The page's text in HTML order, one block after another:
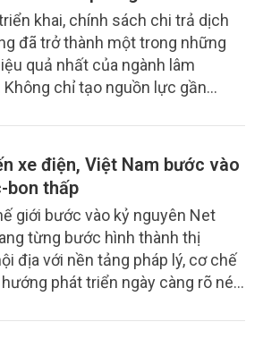
chính xanh, góp phần nâng cao
đẩy phát triển lâm nghiệp bền
khai, chính sách chi trả dịch
đã trở thành một trong những
quả nhất của ngành lâm
Không chỉ tạo nguồn lực gần
chính sách còn góp phần
cho hàng trăm nghìn hộ dân
dân tộc thiểu số và cộng đồng
việc lượng hóa các giá trị sinh
nguồn lực tài chính bền vững,
trường rừng đang từng bước
là động lực quan trọng để bảo vệ
quốc gia, hướng tới mục tiêu
xe điện, Việt Nam bước vào
bon thấp
giới bước vào kỷ nguyên Net
từng bước hình thành thị
địa với nền tảng pháp lý, cơ chế
phát triển ngày càng rõ nét.
và môi trường, thị trường